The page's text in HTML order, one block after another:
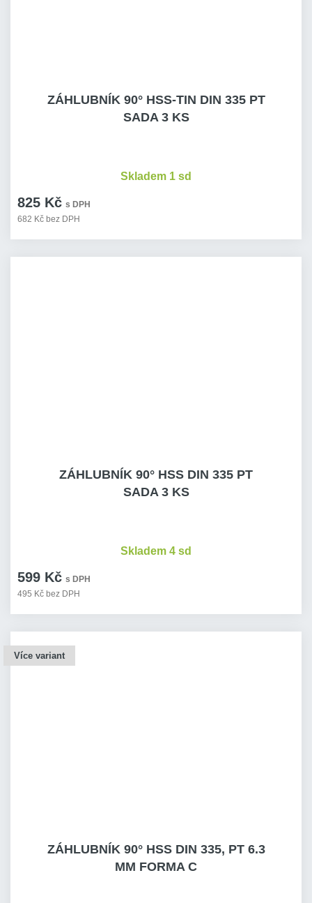
ZÁHLUBNÍK 90° HSS-TIN DIN 335 PT
SADA 3 KS
825 Kč s DPH
682 Kč bez DPH
Skladem 1 sd
ZÁHLUBNÍK 90° HSS DIN 335 PT
SADA 3 KS
599 Kč s DPH
495 Kč bez DPH
Skladem 4 sd
Více variant
ZÁHLUBNÍK 90° HSS DIN 335, PT 6.3
MM FORMA C